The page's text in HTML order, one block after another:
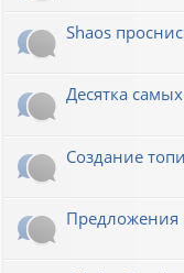
Shaos
Десятка
Создание